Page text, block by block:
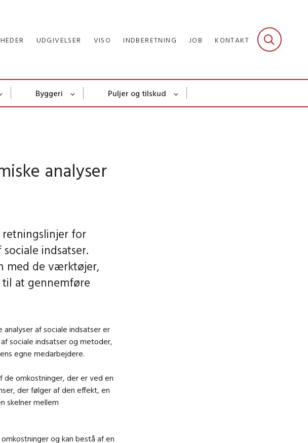
UDGIVELSER VISO INDBERETNING JOB KONTAKT
Byggeri Puljer og tilskud
analyser
retningslinjer for
indsatser.
med de værktøjer,
til at gennemføre
af sociale indsatser er
sociale indsatser og metoder,
egne medarbejdere.
de omkostninger, der er ved en
der følger af den effekt, en
skelner mellem
og kan bestå af en